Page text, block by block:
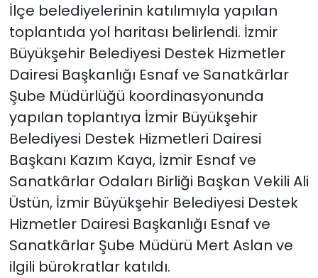
İlçe belediyelerinin katılımıyla yapılan
toplantıda yol haritası belirlendi. İzmir
Büyükşehir Belediyesi Destek Hizmetler
Dairesi Başkanlığı Esnaf ve Sanatkârlar
Şube Müdürlüğü koordinasyonunda
yapılan toplantıya İzmir Büyükşehir
Belediyesi Destek Hizmetleri Dairesi
Başkanı Kazım Kaya, İzmir Esnaf ve
Sanatkârlar Odaları Birliği Başkan Vekili Ali
Üstün, İzmir Büyükşehir Belediyesi Destek
Hizmetler Dairesi Başkanlığı Esnaf ve
Sanatkârlar Şube Müdürü Mert Aslan ve
ilgili bürokratlar katıldı.